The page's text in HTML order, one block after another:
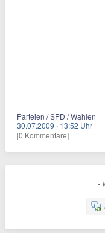
Parteien / SPD / Wahlen
30.07.2009 · 13:52 Uhr
[0 Kommentare]
-